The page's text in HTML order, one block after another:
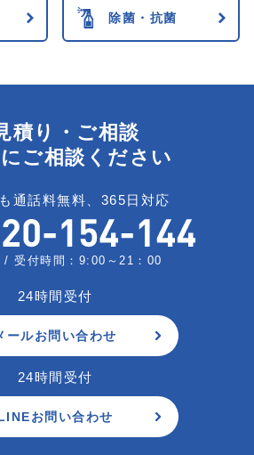
除菌・抗菌
積り・ご相談
ご相談ください
通話料無料、365日対応
/ 受付時間：9:00～21：00
24時間受付
ールお問い合わせ
24時間受付
お問い合わせ